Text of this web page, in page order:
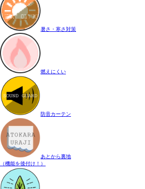
暑さ・寒さ対策
燃えにくい
防音カーテン
あとから裏地
（機能を後付け！）